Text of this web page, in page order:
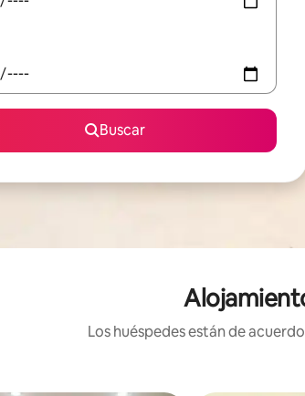
Buscar
Los huéspedes están de